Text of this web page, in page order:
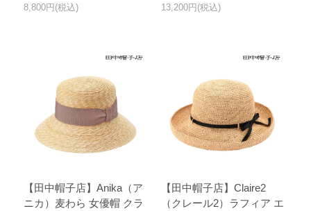
8,800円(税込) 13,200円(税込)
【田中帽子店】Anika（ア
ニカ）麦わら 女優帽 クラ
【田中帽子店】Claire2
（クレール2）ラフィア エ